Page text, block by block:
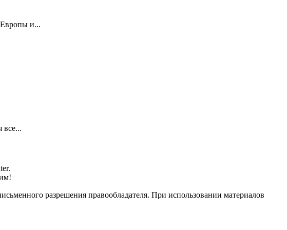
и...
все...
разрешения правообладателя. При использовании материалов